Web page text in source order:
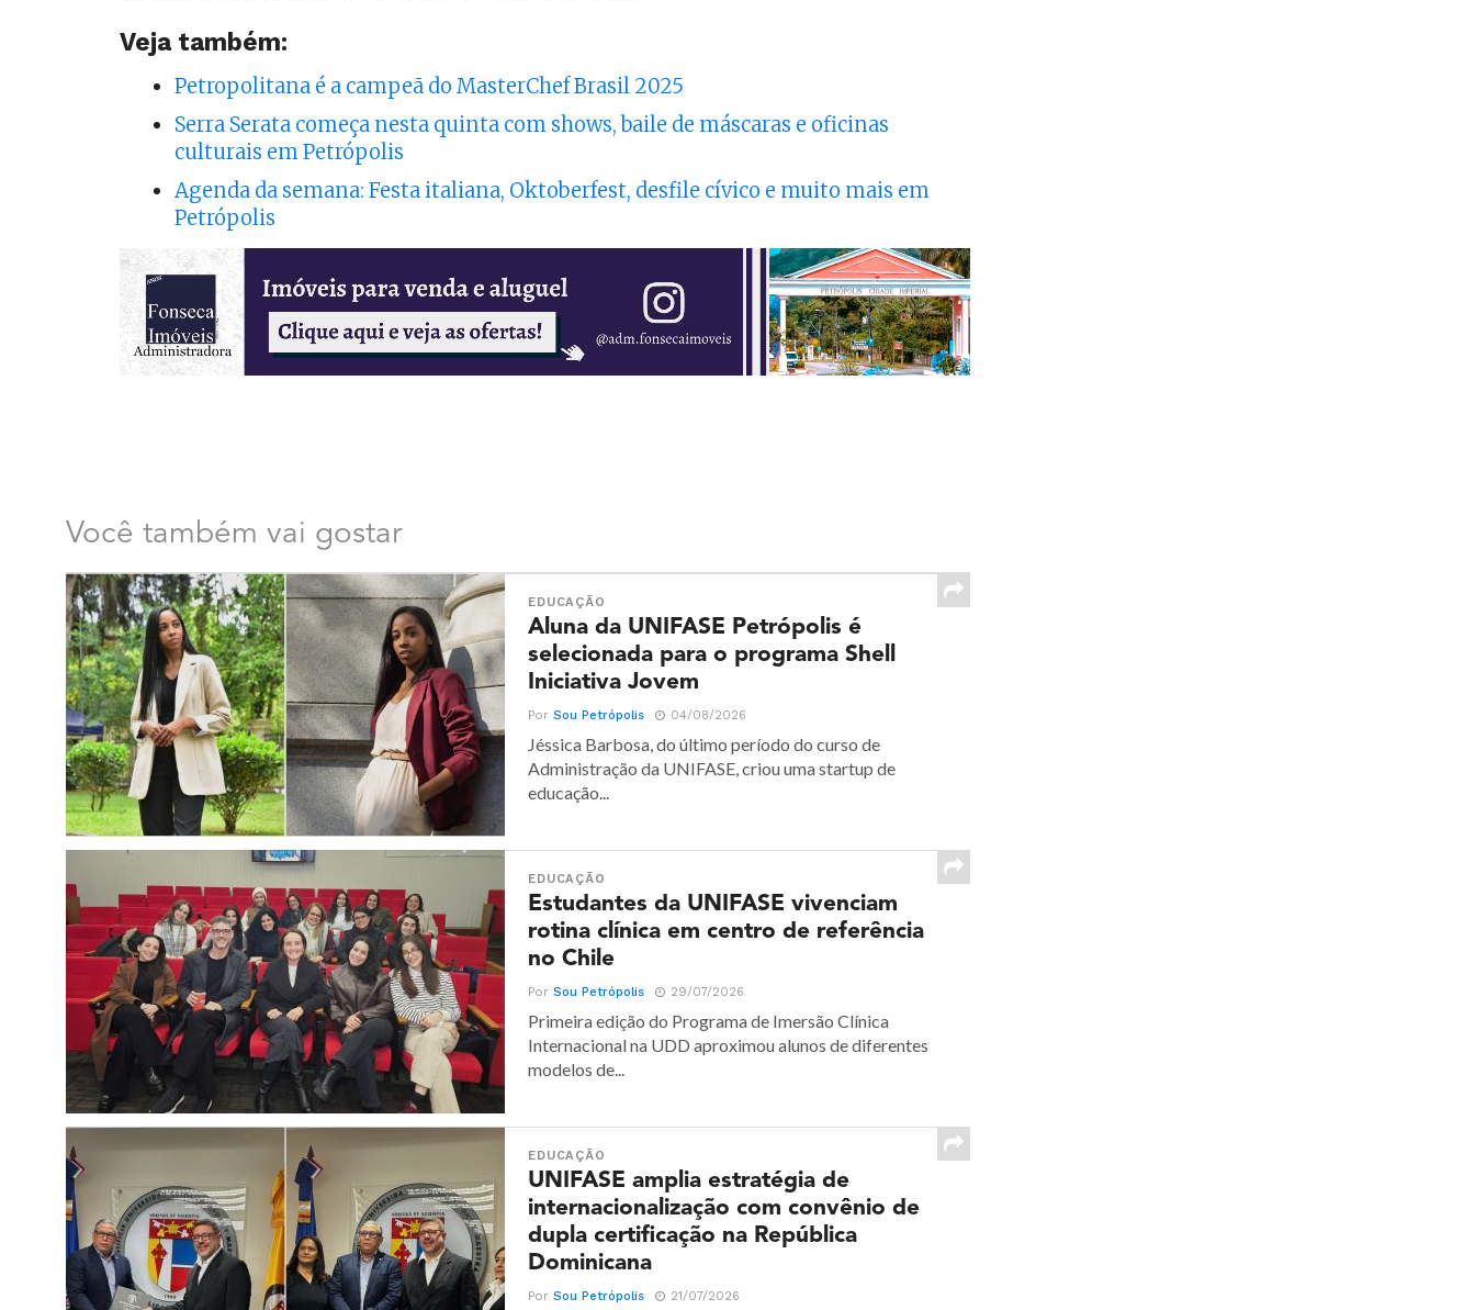
Veja também:
Petropolitana é a campeã do MasterChef Brasil 2025
Serra Serata começa nesta quinta com shows, baile de máscaras e oficinas
culturais em Petrópolis
Agenda da semana: Festa italiana, Oktoberfest, desfile cívico e muito mais em
Petrópolis
Você também vai gostar
EDUCAÇÃO
Aluna da UNIFASE Petrópolis é
selecionada para o programa Shell
Iniciativa Jovem
PorSou Petrópolis 04/08/2026
Jéssica Barbosa, do último período do curso de
Administração da UNIFASE, criou uma startup de
educação...
EDUCAÇÃO
Estudantes da UNIFASE vivenciam
rotina clínica em centro de referência
no Chile
PorSou Petrópolis 29/07/2026
Primeira edição do Programa de Imersão Clínica
Internacional na UDD aproximou alunos de diferentes
modelos de...
EDUCAÇÃO
UNIFASE amplia estratégia de
internacionalização com convênio de
dupla certificação na República
Dominicana
PorSou Petrópolis 21/07/2026